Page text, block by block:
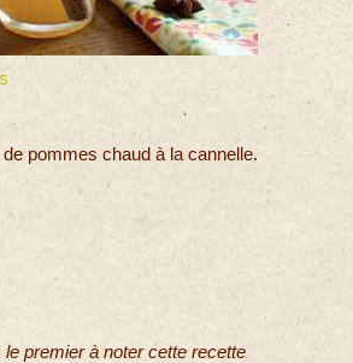
pommes chaud à la cannelle.
le premier à noter cette recette